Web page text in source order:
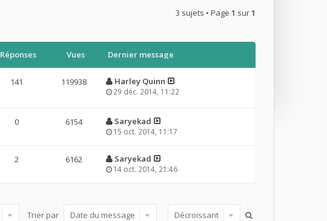
3 sujets • Page 1 sur1
Réponses Vues Dernier message
141 119938 Harley Quinn
29 déc. 2014, 11:22
0 6154 Saryekad
15 oct. 2014, 11:17
2 6162 Saryekad
14 oct. 2014, 21:46
Trier par